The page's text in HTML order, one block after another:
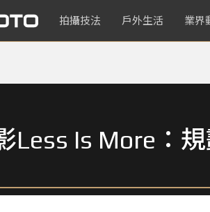
拍攝技法 戶外生活 業界
Less Is More：